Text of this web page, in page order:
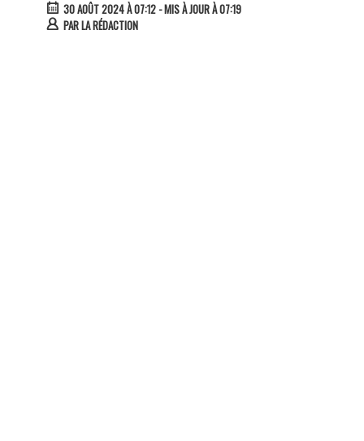
30 AOÛT 2024 À 07:12- MIS À JOUR À 07:19
PARLA RÉDACTION